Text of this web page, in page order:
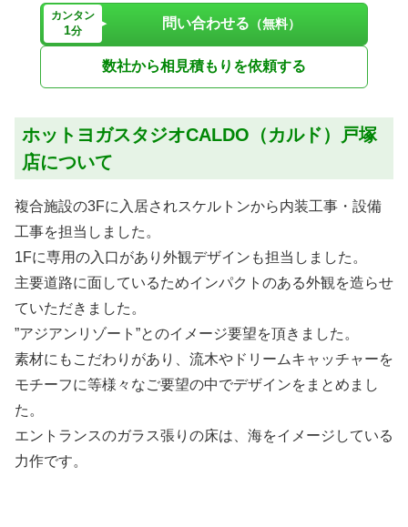
カンタン
1分 問い合わせる （無料）
数社から相見積もりを依頼する
ホットヨガスタジオCALDO（カルド）戸塚
店について
複合施設の3Fに入居されスケルトンから内装工事・設備
工事を担当しました。
1Fに専用の入口があり外観デザインも担当しました。
主要道路に面しているためインパクトのある外観を造らせ
ていただきました。
”アジアンリゾート”とのイメージ要望を頂きました。
素材にもこだわりがあり、流木やドリームキャッチャーを
モチーフに等様々なご要望の中でデザインをまとめまし
た。
エントランスのガラス張りの床は、海をイメージしている
力作です。